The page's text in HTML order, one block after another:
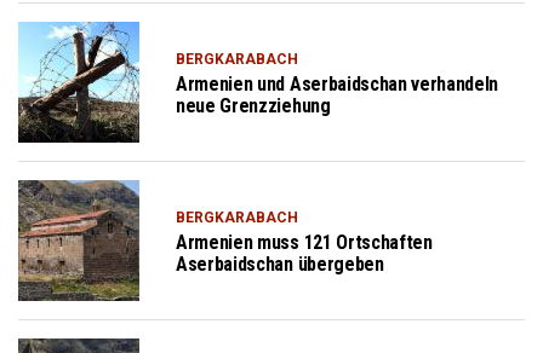
BERGKARABACH
Armenien und Aserbaidschan verhandeln
neue Grenzziehung
BERGKARABACH
Armenien muss 121 Ortschaften
Aserbaidschan übergeben